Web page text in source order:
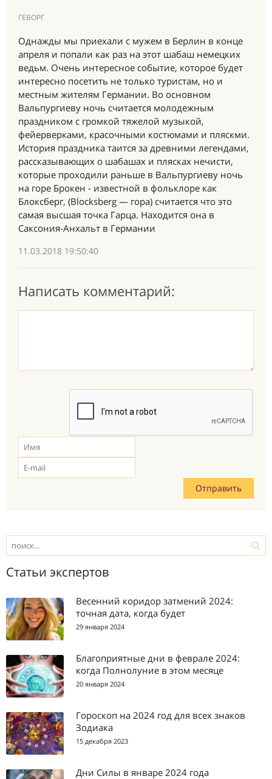
ГЕВОРГ
Однажды мы приехали с мужем в Берлин в конце
апреля и попали как раз на этот шабаш немецких
ведьм. Очень интересное событие, которое будет
интересно посетить не только туристам, но и
местным жителям Германии. Во основном
Вальпургиеву ночь считается молодежным
праздником с громкой тяжелой музыкой,
фейерверками, красочными костюмами и пляскми.
История праздника таится за древними легендами,
рассказывающих о шабашах и плясках нечисти,
которые проходили раньше в Вальпургиеву ночь
на горе Брокен - известной в фольклоре как
Блоксберг, (Blocksberg — гора) считается что это
самая высшая точка Гарца. Находится она в
Саксония-Анхальт в Германии
11.03.2018 19:50:40
Написать комментарий:
Статьи экспертов
Весенний коридор затмений 2024:
точная дата, когда будет
29 января 2024
Благоприятные дни в феврале 2024:
когда Полнолуние в этом месяце
20 января 2024
Гороскоп на 2024 год для всех знаков
Зодиака
15 декабря 2023
Дни Силы в январе 2024 года